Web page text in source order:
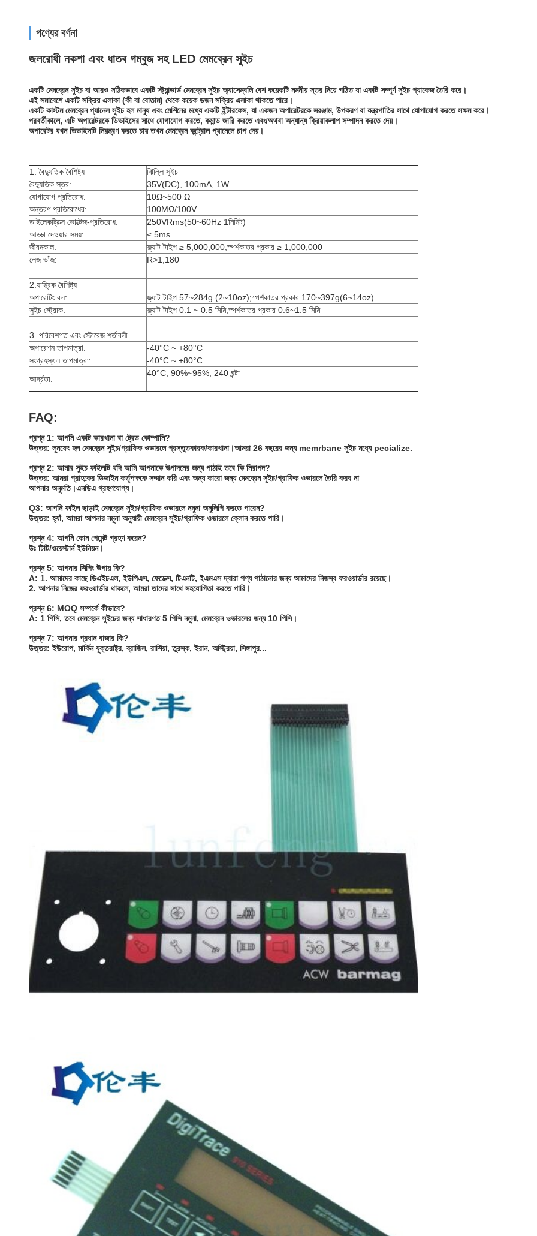
পণ্যের বর্ণনা
জলরোধী নকশা এবং ধাতব গম্বুজ সহ LED মেমব্রেন সুইচ
একটি মেমব্রেন সুইচ বা আরও সঠিকভাবে একটি স্ট্যান্ডার্ড মেমব্রেন সুইচ অ্যাসেম্বলি বেশ কয়েকটি নমনীয় স্তর নিয়ে গঠিত যা একটি সম্পূর্ণ সুইচ প্যাকেজ তৈরি করে।
এই সমাবেশে একটি সক্রিয় এলাকা (কী বা বোতাম) থেকে কয়েক ডজন সক্রিয় এলাকা থাকতে পারে।
একটি কাস্টম মেমব্রেন প্যানেল সুইচ হল মানুষ এবং মেশিনের মধ্যে একটি ইন্টারফেস, যা একজন অপারেটরকে সরঞ্জাম, উপকরণ বা যন্ত্রপাতির সাথে যোগাযোগ করতে সক্ষম করে।
পরবর্তীকালে, এটি অপারেটরকে ডিভাইসের সাথে যোগাযোগ করতে, কমান্ড জারি করতে এবং/অথবা অন্যান্য ক্রিয়াকলাপ সম্পাদন করতে দেয়।
অপারেটর যখন ডিভাইসটি নিয়ন্ত্রণ করতে চায় তখন মেমব্রেন কন্ট্রোল প্যানেলে চাপ দেয়।
1. বৈদ্যুতিক বৈশিষ্ট্য
ঝিল্লি সুইচ
বৈদ্যুতিক স্তর:
35V(DC), 100mA, 1W
যোগাযোগ প্রতিরোধ:
10Ω~500 Ω
অন্তরণ প্রতিরোধের:
100MΩ/100V
ডাইলেকট্রিক্স ভোল্টেজ-প্রতিরোধ:
250VRms(50~60Hz 1মিনিট)
আড্ডা দেওয়ার সময়:
≤ 5ms
জীবনকাল:
ফ্ল্যাট টাইপ ≥ 5,000,000;স্পর্শকাতর প্রকার ≥ 1,000,000
লেজ ভাঁজ:
R>1,180
2.যান্ত্রিক বৈশিষ্ট্য
অপারেটিং বল:
ফ্ল্যাট টাইপ 57~284g (2~10oz);স্পর্শকাতর প্রকার 170~397g(6~14oz)
সুইচ স্ট্রোক:
ফ্ল্যাট টাইপ 0.1 ~ 0.5 মিমি;স্পর্শকাতর প্রকার 0.6~1.5 মিমি
3. পরিবেশগত এবং স্টোরেজ শর্তাবলী
অপারেশন তাপমাত্রা:
-40°C ~ +80°C
সংগ্রহস্থল তাপমাত্রা:
-40°C ~ +80°C
আর্দ্রতা:
40°C, 90%~95%, 240 ঘন্টা
FAQ:
প্রশ্ন 1: আপনি একটি কারখানা বা ট্রেড কোম্পানি?
উত্তর: লুনফেং হল মেমব্রেন সুইচ/গ্রাফিক ওভারলে প্রস্তুতকারক/কারখানা।আমরা 26 বছরের জন্য memrbane সুইচ মধ্যে pecialize.
প্রশ্ন 2: আমার সুইচ ফাইলটি যদি আমি আপনাকে উত্পাদনের জন্য পাঠাই তবে কি নিরাপদ?
উত্তর: আমরা গ্রাহকের ডিজাইন কর্তৃপক্ষকে সম্মান করি এবং অন্য কারো জন্য মেমব্রেন সুইচ/গ্রাফিক ওভারলে তৈরি করব না
আপনার অনুমতি।এনডিএ গ্রহণযোগ্য।
Q3: আপনি ফাইল ছাড়াই মেমব্রেন সুইচ/গ্রাফিক ওভারলে নমুনা অনুলিপি করতে পারেন?
উত্তর: হ্যাঁ, আমরা আপনার নমুনা অনুযায়ী মেমব্রেন সুইচ/গ্রাফিক ওভারলে ক্লোন করতে পারি।
প্রশ্ন 4: আপনি কোন পেমেন্ট গ্রহণ করেন?
উঃ টিটি/ওয়েস্টার্ন ইউনিয়ন।
প্রশ্ন 5: আপনার শিপিং উপায় কি?
A: 1. আমাদের কাছে ডিএইচএল, ইউপিএস, ফেডেক্স, টিএনটি, ইএমএস দ্বারা পণ্য পাঠানোর জন্য আমাদের নিজস্ব ফরওয়ার্ডার রয়েছে।
2. আপনার নিজের ফরওয়ার্ডার থাকলে, আমরা তাদের সাথে সহযোগিতা করতে পারি।
প্রশ্ন 6: MOQ সম্পর্কে কীভাবে?
A: 1 পিসি, তবে মেমব্রেন সুইচের জন্য সাধারণত 5 পিসি নমুনা, মেমব্রেন ওভারলের জন্য 10 পিসি।
প্রশ্ন 7: আপনার প্রধান বাজার কি?
উত্তর: ইউরোপ, মার্কিন যুক্তরাষ্ট্র, ব্রাজিল, রাশিয়া, তুরস্ক, ইরান, অস্ট্রিয়া, সিঙ্গাপুর...